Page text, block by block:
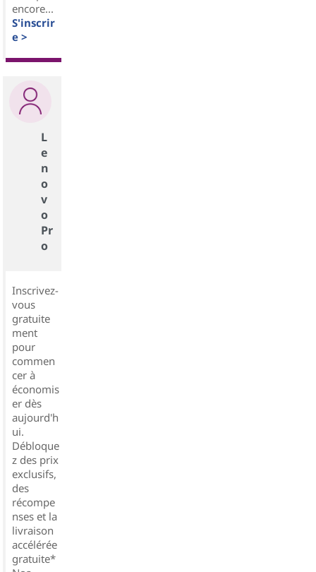
encore...
S'inscrir
e >
L
e
n
o
v
o
Pr
o
Inscrivez-
vous
gratuite
ment
pour
commen
cer à
économis
er dès
aujourd'h
ui.
Débloque
z des prix
exclusifs,
des
récompe
nses et la
livraison
accélérée
gratuite*